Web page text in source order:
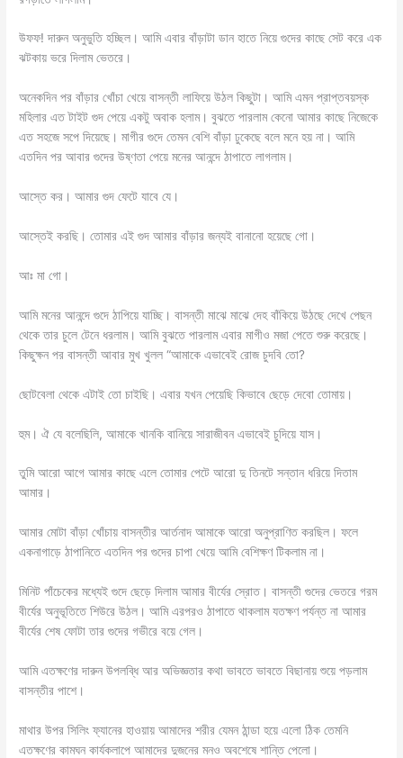
উফফ! দারুন অনুভুতি হচ্ছিল। আমি এবার বাঁড়াটা ডান হাতে নিয়ে গুদের কাছে সেট করে এক
ঝটকায় ভরে দিলাম ভেতরে।
অনেকদিন পর বাঁড়ার খোঁচা খেয়ে বাসন্তী লাফিয়ে উঠল কিছুটা। আমি এমন প্রাপ্তবয়স্ক
মহিলার এত টাইট গুদ পেয়ে একটু অবাক হলাম। বুঝতে পারলাম কেনো আমার কাছে নিজেকে
এত সহজে সপে দিয়েছে। মাগীর গুদে তেমন বেশি বাঁড়া ঢুকেছে বলে মনে হয় না। আমি
এতদিন পর আবার গুদের উষ্ণতা পেয়ে মনের আনন্দে ঠাপাতে লাগলাম।
আস্তে কর। আমার গুদ ফেটে যাবে যে।
আস্তেই করছি। তোমার এই গুদ আমার বাঁড়ার জন্যই বানানো হয়েছে গো।
আঃ মা গো।
আমি মনের আনন্দে গুদে ঠাপিয়ে যাচ্ছি। বাসন্তী মাঝে মাঝে দেহ বাঁকিয়ে উঠছে দেখে পেছন
থেকে তার চুলে টেনে ধরলাম। আমি বুঝতে পারলাম এবার মাগীও মজা পেতে শুরু করেছে।
কিছুক্ষন পর বাসন্তী আবার মুখ খুলল “আমাকে এভাবেই রোজ চুদবি তো?
ছোটবেলা থেকে এটাই তো চাইছি। এবার যখন পেয়েছি কিভাবে ছেড়ে দেবো তোমায়।
হুম। ঐ যে বলেছিলি, আমাকে খানকি বানিয়ে সারাজীবন এভাবেই চুদিয়ে যাস।
তুমি আরো আগে আমার কাছে এলে তোমার পেটে আরো দু তিনটে সন্তান ধরিয়ে দিতাম
আমার।
আমার মোটা বাঁড়া খোঁচায় বাসন্তীর আর্তনাদ আমাকে আরো অনুপ্রাণিত করছিল। ফলে
একনাগাড়ে ঠাপানিতে এতদিন পর গুদের চাপা খেয়ে আমি বেশিক্ষণ টিকলাম না।
মিনিট পাঁচেকের মধ্যেই গুদে ছেড়ে দিলাম আমার বীর্যের স্রোত। বাসন্তী গুদের ভেতরে গরম
বীর্যের অনুভূতিতে শিউরে উঠল। আমি এরপরও ঠাপাতে থাকলাম যতক্ষণ পর্যন্ত না আমার
বীর্যের শেষ ফোটা তার গুদের গভীরে বয়ে গেল।
আমি এতক্ষণের দারুন উপলব্ধি আর অভিজ্ঞতার কথা ভাবতে ভাবতে বিছানায় শুয়ে পড়লাম
বাসন্তীর পাশে।
মাথার উপর সিলিং ফ্যানের হাওয়ায় আমাদের শরীর যেমন ঠান্ডা হয়ে এলো ঠিক তেমনি
এতক্ষণের কামঘন কার্যকলাপে আমাদের দুজনের মনও অবশেষে শান্তি পেলো।